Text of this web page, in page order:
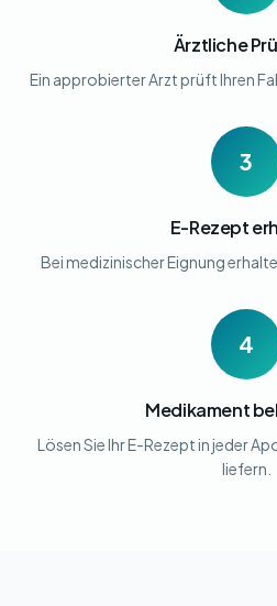
Ärztliche
Ein approbierter Arzt prüft Ihren
3
E-Rezept
Bei medizinischer Eignung
4
Medikament
Lösen Sie Ihr E-Rezept in jeder
liefern.